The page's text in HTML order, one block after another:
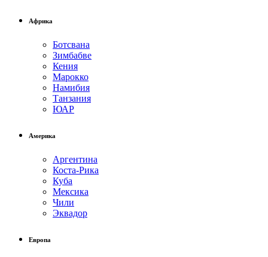
Африка
Ботсвана
Зимбабве
Кения
Марокко
Намибия
Танзания
ЮАР
Америка
Аргентина
Коста-Рика
Куба
Мексика
Чили
Эквадор
Европа